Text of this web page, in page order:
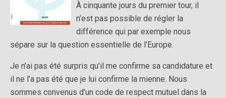
À cinquante jours du premier tour, il
n’est pas possible de régler la
différence qui par exemple nous
sépare sur la question essentielle de l’Europe.
Je n’ai pas été surpris qu’il me confirme sa candidature et
il ne l’a pas été que je lui confirme la mienne. Nous
sommes convenus d’un code de respect mutuel dans la